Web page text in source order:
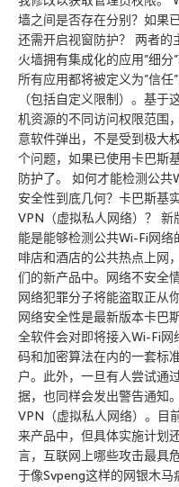
墙之间是否存在分别？如果
还需开启视窗防护？ 两者的
火墙拥有集成化的应用”细分
所有应用都将被定义为”信任
（包括自定义限制）。基
机资源的不同访问权限范围
意软件弹出，不是受到极大
个问题，如果已使用卡巴斯
防护了。 如何才能检测公
安全性到底几何？卡巴斯基
VPN（虚拟私人网络）？
能是能够检测公共Wi-Fi网
啡店和酒店的公共热点上网
们的新产品中。网络不安全
网络犯罪分子将能盗取正从
网络安全性是最新版本卡巴
全软件会对即将接入Wi-Fi
码和加密算法在内的一套标
户。此外，一旦有人尝试通
据，也同样会发出警告通知
VPN（虚拟私人网络）。目
来产品中，但具体实施计划
言，互联网上哪些攻击最具
于像Svpeng这样的网银木马